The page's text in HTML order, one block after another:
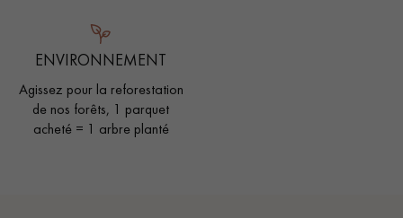
ENVIRONNEMENT
Agissez pour la reforestation
de nos forêts, 1 parquet
acheté = 1 arbre planté